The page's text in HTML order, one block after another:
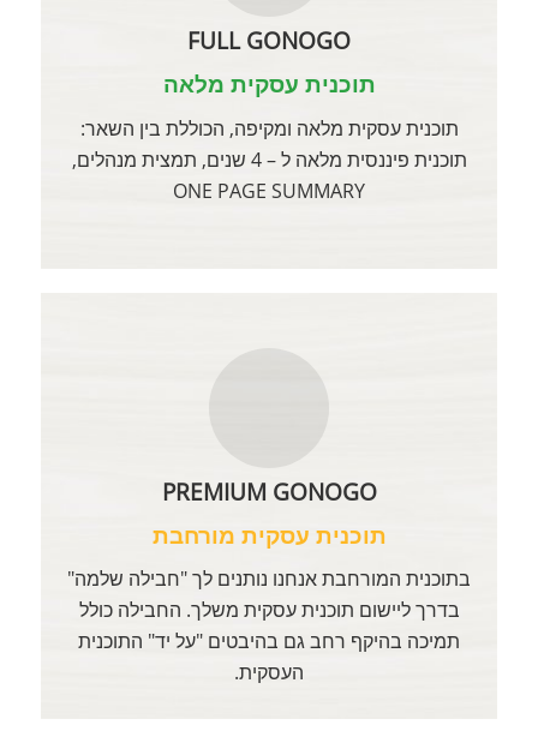
FULL GONOGO
תוכנית עסקית מלאה
תוכנית עסקית מלאה ומקיפה, הכוללת בין השאר:
תוכנית פיננסית מלאה ל – 4 שנים, תמצית מנהלים,
ONE PAGE SUMMARY
PREMIUM GONOGO
תוכנית עסקית מורחבת
בתוכנית המורחבת אנחנו נותנים לך "חבילה שלמה"
בדרך ליישום תוכנית עסקית משלך. החבילה כולל
תמיכה בהיקף רחב גם בהיבטים "על יד" התוכנית
העסקית.